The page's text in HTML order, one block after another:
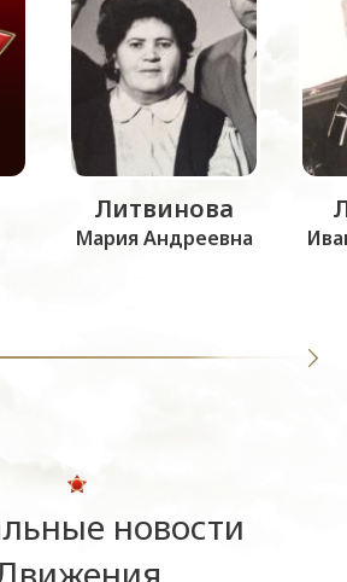
Литвинова
Мария Андреевна
новости